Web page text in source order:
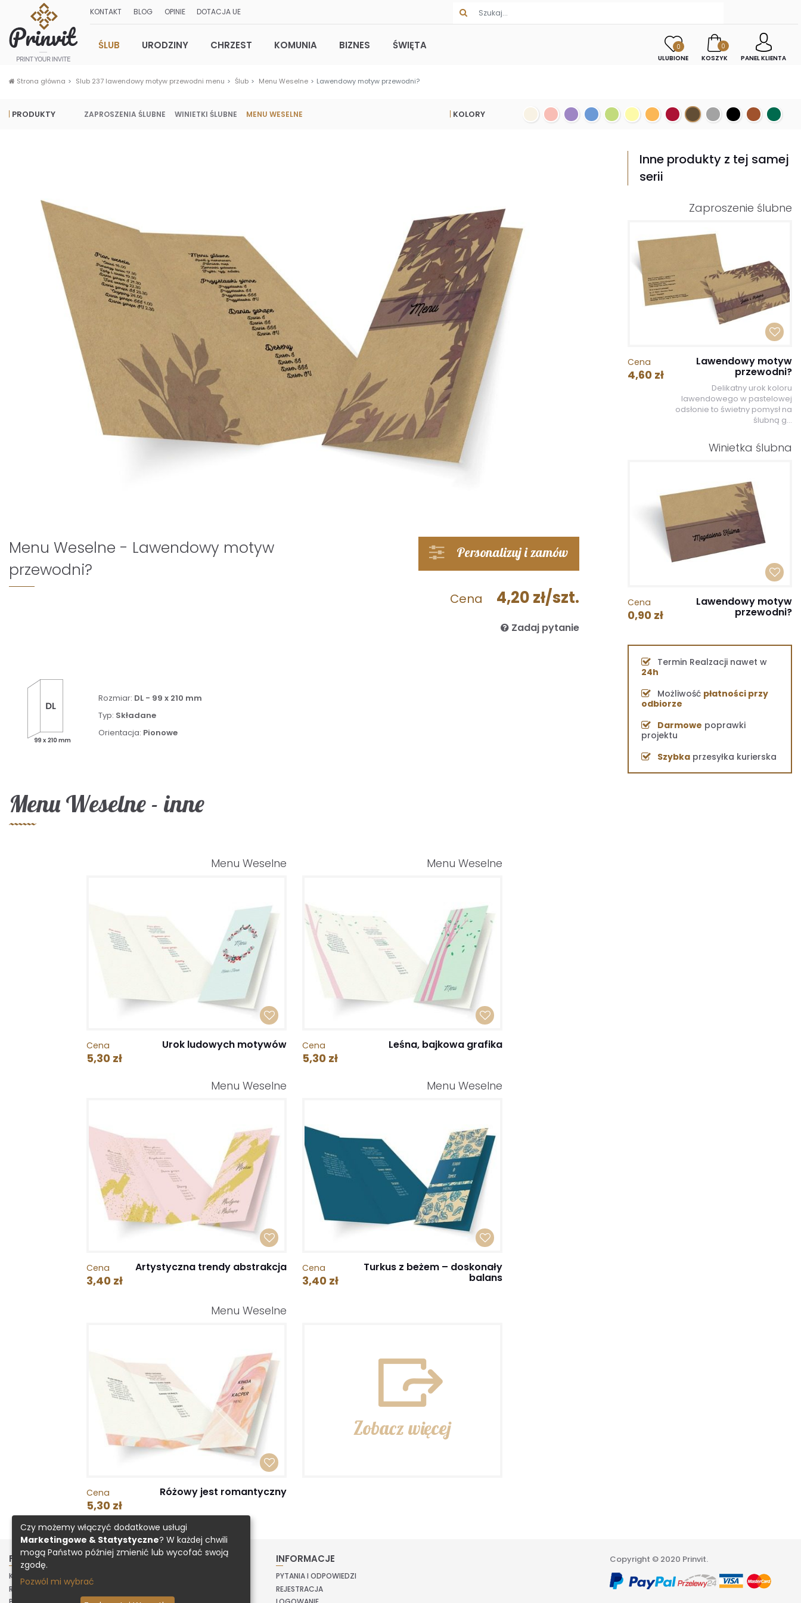
KONTAKT BLOG OPINIE DOTACJA UE
ŚLUB URODZINY CHRZEST KOMUNIA BIZNES ŚWIĘTA
0
ULUBIONE
0
KOSZYK
PANEL KLIENTA
Strona główna Slub 237 lawendowy motyw przewodni menu Ślub Menu Weselne Lawendowy motyw przewodni?
PRODUKTY ZAPROSZENIA ŚLUBNE WINIETKI ŚLUBNE MENU WESELNE KOLORY
Cena 4,20 zł/szt.
Personalizuj i zamów
Zadaj pytanie
Rozmiar: DL - 99 x 210 mm
Typ: Składane
Orientacja: Pionowe
Menu Weselne - Lawendowy motyw
przewodni?
Menu Weselne - inne
Menu Weselne
Cena
5,30 zł
Urok ludowych motywów
Menu Weselne
Cena
5,30 zł
Leśna, bajkowa grafika
Menu Weselne
Cena
3,40 zł
Artystyczna trendy abstrakcja
Menu Weselne
Cena
3,40 zł
Turkus z beżem – doskonały
balans
Menu Weselne
Cena
5,30 zł
Różowy jest romantyczny
Zobacz więcej
Inne produkty z tej samej
serii
Zaproszenie ślubne
Cena
4,60 zł
Lawendowy motyw
przewodni?
Delikatny urok koloru
lawendowego w pastelowej
odsłonie to świetny pomysł na
ślubną g...
Winietka ślubna
Cena
0,90 zł
Lawendowy motyw
przewodni?
Termin Realzacji nawet w
24h
Możliwość płatności przy
odbiorze
Darmowe poprawki
projektu
Szybka przesyłka kurierska
FIRMA
KONTAKT
REGULAMIN
INNE INFORMACJE
PYTANIA I ODPOWIEDZI
REJESTRACJA
Copyright © 2020 Prinvit.
Czy możemy włączyć dodatkowe usługi
Marketingowe & Statystyczne? W każdej chwili
mogą Państwo później zmienić lub wycofać swoją
zgodę.
Pozwól mi wybrać